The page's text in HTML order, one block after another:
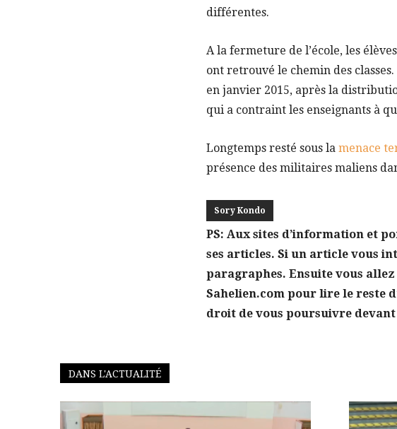
différentes.
A la fermeture de l’école, les
ont retrouvé le chemin des
en janvier 2015, après la
qui a contraint les enseignants à
Longtemps resté sous la menace
présence des militaires maliens
Sory Kondo
PS: Aux sites d’information et
ses articles. Si un article vous
paragraphes. Ensuite vous
Sahelien.com pour lire le reste
droit de vous poursuivre
DANS L'ACTUALITÉ